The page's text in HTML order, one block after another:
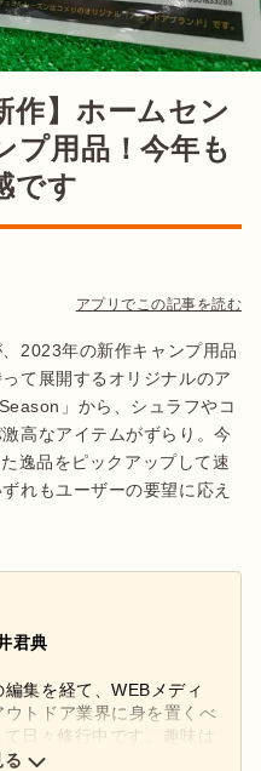
作】ホームセン
プ用品！今年も
です
アプリでこの記事を読む
2023年の新作キャンプ用品
て展開するオリジナルのア
」から、シュラフやコ
高なアイテムがずらり。今
逸品をピックアップして速
れもユーザーの要望に応え
君典
集を経て、WEBメディ
トドア業界に身を置くべ
日々修行中です。趣味は
ティビティ。楽しみなが
る